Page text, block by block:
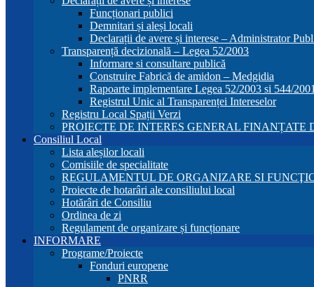
Funcționari publici
Demnitari și aleși locali
Declarații de avere și interese – Administrator
Transparență decizională – Legea 52/2003
Informare si consultare publică
Construire Fabrică de amidon – Medgidia
Rapoarte implementare Legea 52/2003 si 544/2001
Registrul Unic al Transparenței Intereselor
Registru Local Spații Verzi
PROIECTE DE INTERES GENERAL
Consiliul Local
Lista aleșilor locali
Comisiile de specialitate
REGULAMENTUL DE ORGANIZARE SI
Proiecte de hotarâri ale consiliului local
Hotărâri de Consiliu
Ordinea de zi
Regulament de organizare și funcționare
INFORMARE
Programe/Proiecte
Fonduri europene
PNRR